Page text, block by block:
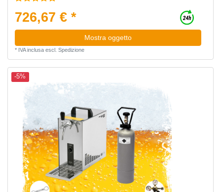
726,67 € *
Mostra oggetto
* IVA inclusaescl. Spedizione
-5%